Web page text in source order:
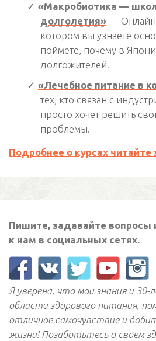
«Макробиотика —
долголетия» —
котором вы узнаете
поймете, почему в
долгожителей.
«Лечебное питание в
тех, кто связан с
просто хочет решить
проблемы.
Подробнее о курсах читайте
Пишите, задавайте вопросы
к нам в социальных сетях.
Я уверена, что мои знания и
области здорового питания,
отличное самочувствие и
жизни! Позаботьтесь о своем